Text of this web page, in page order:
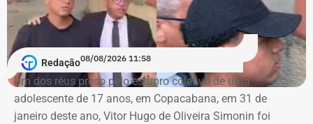
falsas ou utilizadas continuamente para ilegalidades e a
exclusão de cópias idênticas das publicações.
A ação também busca obrigar os responsáveis a publicar
correções ou retratações por pelo menos 30 dias, além de
ressarcir os custos que a prefeitura afirma ter suportado
para responder às informações questionadas.
Redação08/08/2026 11:58
Um dos réus preso pelo estupro coletivo de uma
adolescente de 17 anos, em Copacabana, em 31 de
janeiro deste ano, Vitor Hugo de Oliveira Simonin foi